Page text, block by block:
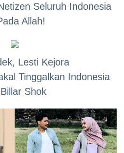
Seluruh Indonesia
Allah!
Lesti Kejora
Tinggalkan Indonesia
Shok